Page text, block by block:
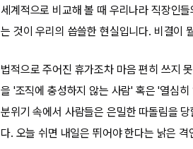
세계적으로 비교해 볼 때 우리나라 직장인
는 것이 우리의 씁쓸한 현실입니다. 비결이
법적으로 주어진 휴가조차 마음 편히 쓰지
을 '조직에 충성하지 않는 사람' 혹은 '열심
분위기 속에서 사람들은 은밀한 따돌림을
다. 오늘 쉬면 내일은 뛰어야 한다는 낡은